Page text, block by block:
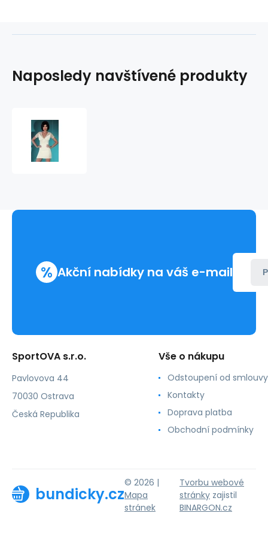
Naposledy navštívené produkty
% Akční nabídky na váš e-mail
SportOVA s.r.o.
Pavlovova 44
70030 Ostrava
Česká Republika
Vše o nákupu
Odstoupení od smlouvy
Kontakty
Doprava platba
Obchodní podmínky
bundicky.cz
© 2026 |
Mapa
stránek
Tvorbu webové
stránky zajistil
BINARGON.cz